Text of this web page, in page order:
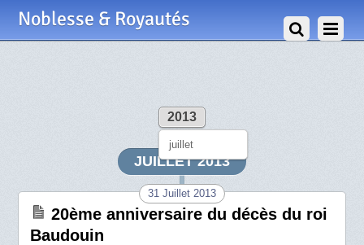
Noblesse & Royautés
2013
juillet
JUILLET 2013
31 Juillet 2013
20ème anniversaire du décès du roi
Baudouin